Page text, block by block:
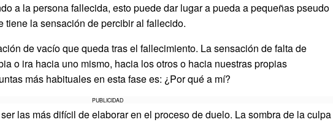
a la persona fallecida, esto puede dar lugar a pueda a pequeñas pseudo
tiene la sensación de percibir al fallecido.
de vacío que queda tras el fallecimiento. La sensación de falta de
o ira hacia uno mismo, hacia los otros o hacia nuestras propias
más habituales en esta fase es: ¿Por qué a mí?
PUBLICIDAD
las más difícil de elaborar en el proceso de duelo. La sombra de la culpa